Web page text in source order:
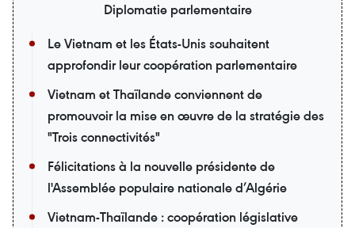
Diplomatie parlementaire
Le Vietnam et les États-Unis souhaitent
approfondir leur coopération parlementaire
Vietnam et Thaïlande conviennent de
promouvoir la mise en œuvre de la stratégie des
"Trois connectivités"
Félicitations à la nouvelle présidente de
l'Assemblée populaire nationale d’Algérie
Vietnam-Thaïlande : coopération législative